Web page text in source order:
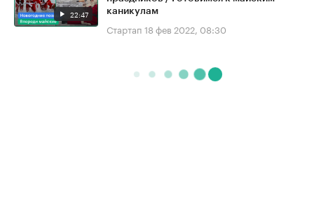
22:47
каникулам
Стартап 18 фев 2022, 08:30